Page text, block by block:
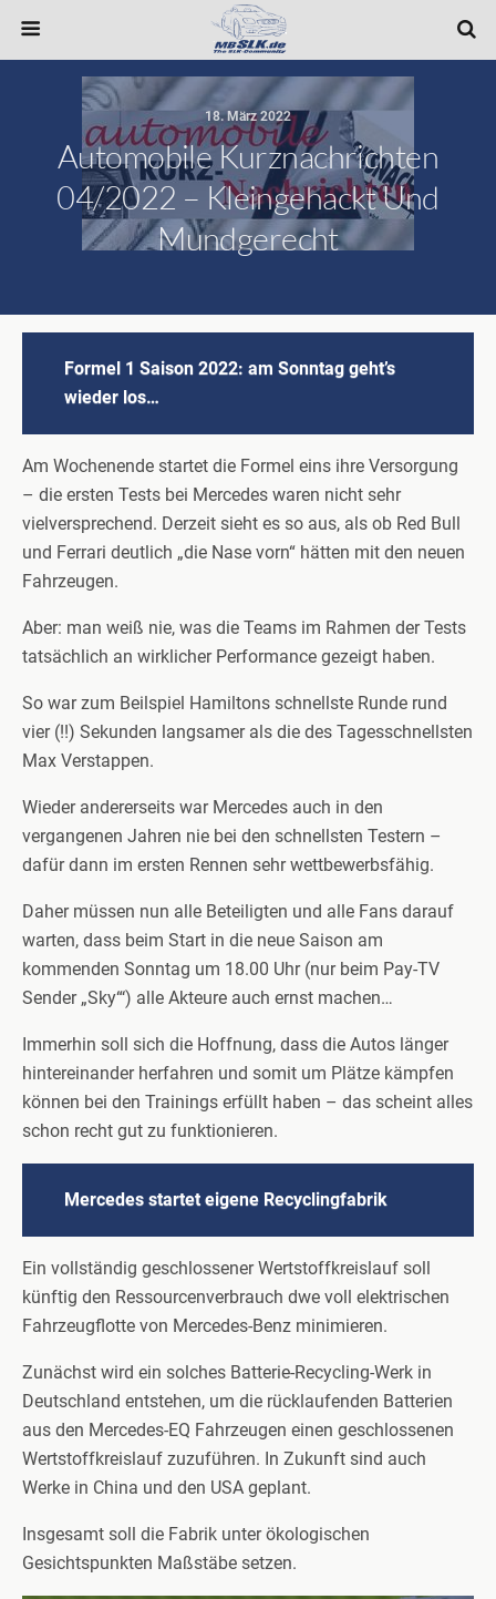
18. März 2022
Automobile Kurznachrichten
04/2022 – Kleingehackt Und
Mundgerecht
Formel 1 Saison 2022: am Sonntag geht’s
wieder los…
Am Wochenende startet die Formel eins ihre Versorgung
– die ersten Tests bei Mercedes waren nicht sehr
vielversprechend. Derzeit sieht es so aus, als ob Red Bull
und Ferrari deutlich „die Nase vorn“ hätten mit den neuen
Fahrzeugen.
Aber: man weiß nie, was die Teams im Rahmen der Tests
tatsächlich an wirklicher Performance gezeigt haben.
So war zum Beilspiel Hamiltons schnellste Runde rund
vier (!!) Sekunden langsamer als die des Tagesschnellsten
Max Verstappen.
Wieder andererseits war Mercedes auch in den
vergangenen Jahren nie bei den schnellsten Testern –
dafür dann im ersten Rennen sehr wettbewerbsfähig.
Daher müssen nun alle Beteiligten und alle Fans darauf
warten, dass beim Start in die neue Saison am
kommenden Sonntag um 18.00 Uhr (nur beim Pay-TV
Sender „Sky“‘) alle Akteure auch ernst machen…
Immerhin soll sich die Hoffnung, dass die Autos länger
hintereinander herfahren und somit um Plätze kämpfen
können bei den Trainings erfüllt haben – das scheint alles
schon recht gut zu funktionieren.
Mercedes startet eigene Recyclingfabrik
Ein vollständig geschlossener Wertstoffkreislauf soll
künftig den Ressourcenverbrauch dwe voll elektrischen
Fahrzeugflotte von Mercedes-Benz minimieren.
Zunächst wird ein solches Batterie-Recycling-Werk in
Deutschland entstehen, um die rücklaufenden Batterien
aus den Mercedes-EQ Fahrzeugen einen geschlossenen
Wertstoffkreislauf zuzuführen. In Zukunft sind auch
Werke in China und den USA geplant.
Insgesamt soll die Fabrik unter ökologischen
Gesichtspunkten Maßstäbe setzen.